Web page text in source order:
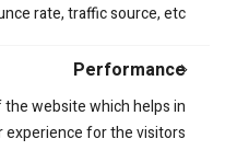
להציג תוכן מותאם ולנתח
לכך.
rate, traffic source, etc.
Performance
website which helps in
for the visitors.